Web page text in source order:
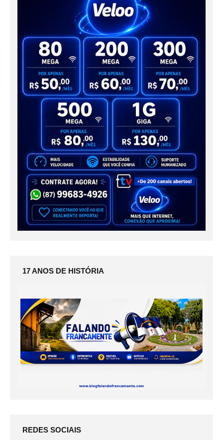
17 ANOS DE HISTÓRIA
REDES SOCIAIS